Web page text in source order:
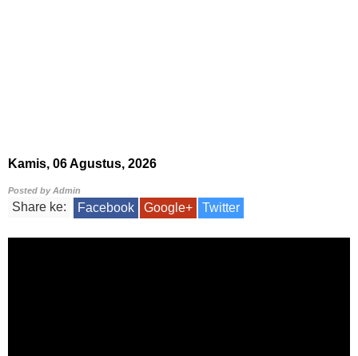
Kamis, 06 Agustus, 2026
Posted byAdmin
Share ke: Facebook Google+ Twitter